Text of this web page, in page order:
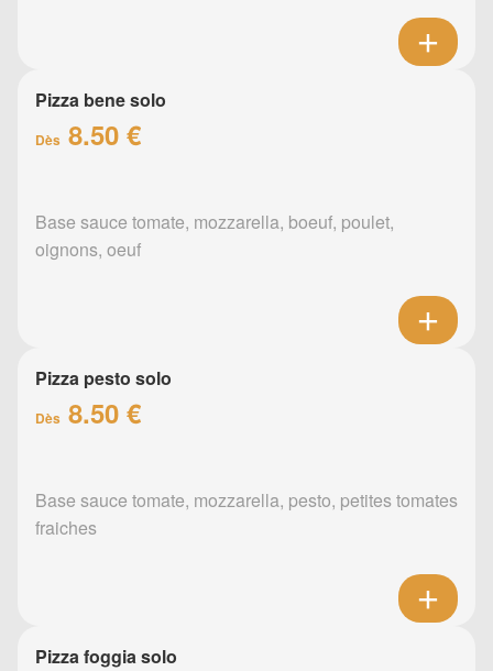
Pizza bene solo
Dès 8.50 €
Base sauce tomate, mozzarella, boeuf, poulet,
oignons, oeuf
Pizza pesto solo
Dès 8.50 €
Base sauce tomate, mozzarella, pesto, petites tomates
fraiches
Pizza foggia solo